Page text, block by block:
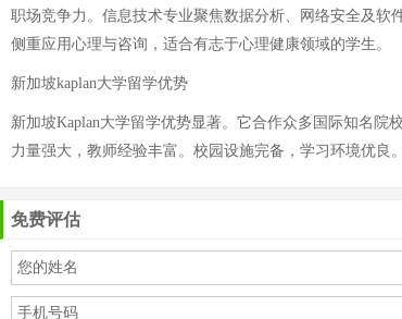
职场竞争力。信息技术专业聚焦数据分析、网络安全及软
侧重应用心理与咨询，适合有志于心理健康领域的学生。
新加坡kaplan大学留学优势
新加坡Kaplan大学留学优势显著。它合作众多国际知名
力量强大，教师经验丰富。校园设施完备，学习环境优良
免费评估